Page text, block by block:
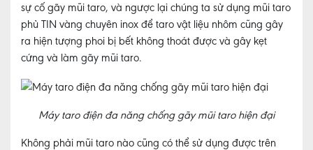
sự cố gãy mũi taro, và ngược lại chúng ta sử dụng mũi taro
phủ TIN vàng chuyên inox để taro vật liệu nhôm cũng gây
ra hiện tượng phoi bị bết không thoát được và gây kẹt
cứng và làm gãy mũi taro.
Máy taro điện đa năng chống gãy mũi taro hiện đại
Không phải mũi taro nào cũng có thể sử dụng được trên